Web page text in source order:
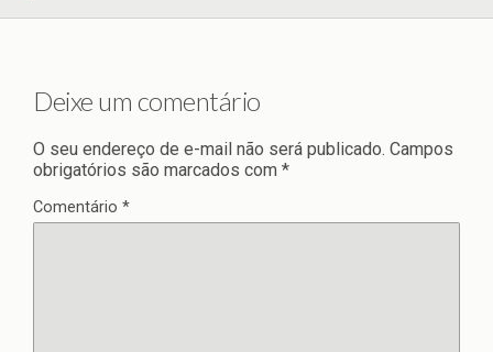
Deixe um comentário
O seu endereço de e-mail não será publicado. Campos
obrigatórios são marcados com *
Comentário *